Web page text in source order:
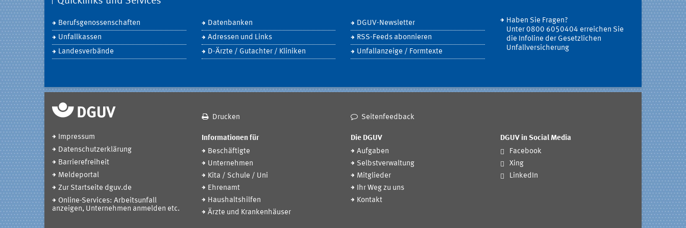
Berufsgenossenschaften
Unfallkassen
Landesverbände
Datenbanken
Adressen und Links
D-Ärzte / Gutachter / Kliniken
DGUV-Newsletter
RSS-Feeds abonnieren
Unfallanzeige / Formtexte
Haben Sie Fragen?
Unter 0800 6050404 erreichen Sie
die Infoline der Gesetzlichen
Unfallversicherung
Drucken Seitenfeedback
Impressum
Datenschutzerklärung
Barrierefreiheit
Meldeportal
Zur Startseite dguv.de
Online-Services: Arbeitsunfall
anzeigen, Unternehmen anmelden etc.
Informationen für
Beschäftigte
Unternehmen
Kita / Schule / Uni
Ehrenamt
Haushaltshilfen
Ärzte und Krankenhäuser
Die DGUV
Aufgaben
Selbstverwaltung
Mitglieder
Ihr Weg zu uns
Kontakt
DGUV in Social Media
Facebook
Xing
LinkedIn